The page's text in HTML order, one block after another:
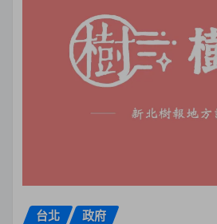
台北 政府